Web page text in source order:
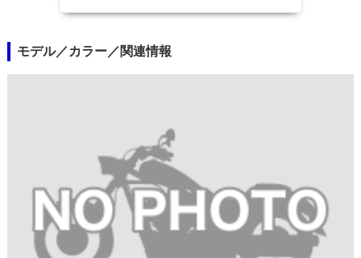
モデル／カラー／関連情報